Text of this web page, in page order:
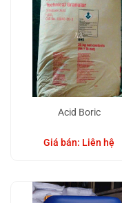
Acid Boric
Giá bán: Liên hệ